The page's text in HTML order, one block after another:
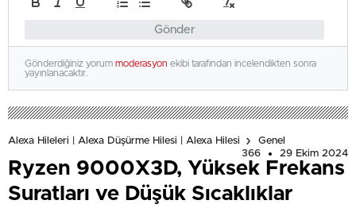
Gönder
Gönderdiğiniz yorum moderasyon ekibi tarafından incelendikten sonra
yayınlanacaktır.
Alexa Hileleri | Alexa Düşürme Hilesi | Alexa Hilesi
Genel
366
29 Ekim 2024
Ryzen 9000X3D, Yüksek Frekans
Suratları ve Düşük Sıcaklıklar